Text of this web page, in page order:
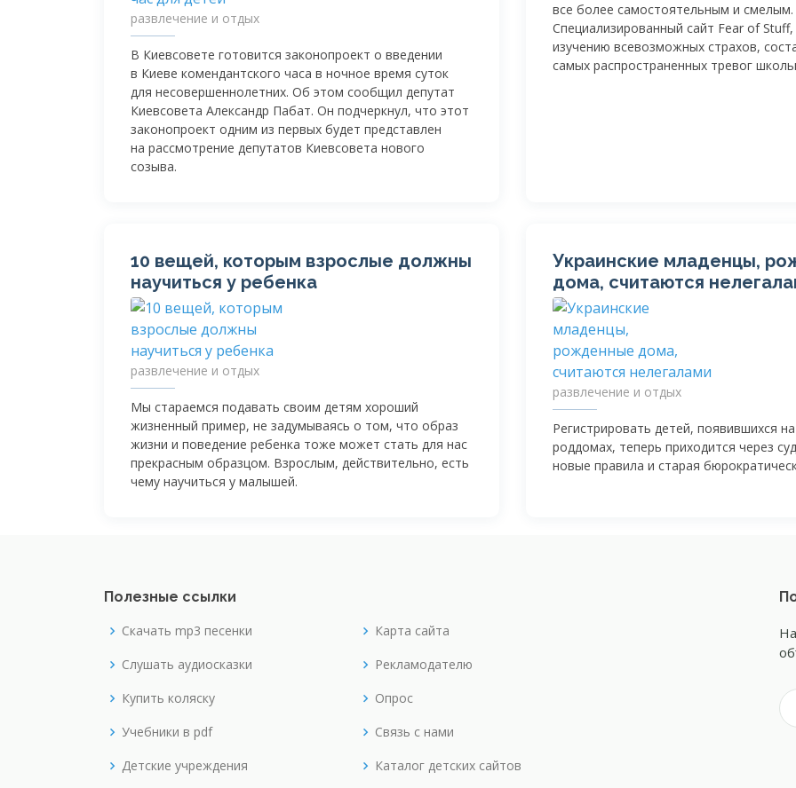
развлечение и отдых
В Киевсовете готовится законопроект о введении
в Киеве комендантского часа в ночное время суток
для несовершеннолетних. Об этом сообщил депутат
Киевсовета Александр Пабат. Он подчеркнул, что этот
законопроект одним из первых будет представлен
на рассмотрение депутатов Киевсовета нового
созыва.
все более самостоятельным и смелым.
Специализированный сайт Fear of
изучению всевозможных страхов,
самых распространенных тревог
10 вещей, которым взрослые должны
научиться у ребенка
развлечение и отдых
Мы стараемся подавать своим детям хороший
жизненный пример, не задумываясь о том, что образ
жизни и поведение ребенка тоже может стать для нас
прекрасным образцом. Взрослым, действительно, есть
чему научиться у малышей.
Украинские младенцы,
дома, считаются
развлечение и отдых
Регистрировать детей, появившихся
роддомах, теперь приходится через
новые правила и старая
Полезные ссылки
Скачать mp3 песенки
Слушать аудиосказки
Купить коляску
Учебники в pdf
Детские учреждения
Карта сайта
Рекламодателю
Опрос
Связь с нами
Каталог детских сайтов